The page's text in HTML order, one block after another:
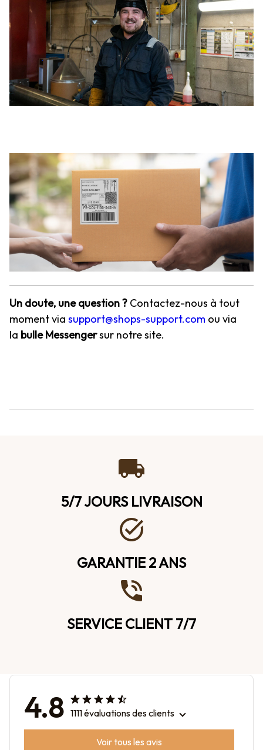
Un doute, une question ? Contactez-nous à tout
moment via support@shops-support.com ou via
la bulle Messengersur notre site.
5/7 JOURS LIVRAISON
GARANTIE 2 ANS
SERVICE CLIENT 7/7
4.8 1111 évaluations des clients
Voir tous les avis